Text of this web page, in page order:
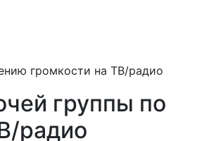
громкости на ТВ/радио
группы по
радио